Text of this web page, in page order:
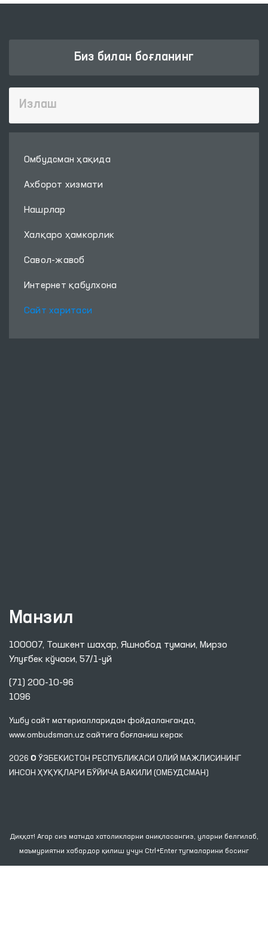
Биз билан боғланинг
Омбудсман ҳақида
Ахборот хизмати
Нашрлар
Халқаро ҳамкорлик
Савол-жавоб
Интернет қабулхона
Сайт харитаси
Манзил
100007, Тошкент шаҳар, Яшнобод тумани, Мирзо
Улуғбек кўчаси, 57/1-уй
(71) 200-10-96
1096
Ушбу сайт материалларидан фойдаланганда,
www.ombudsman.uz сайтига боғланиш керак
2026 © ЎЗБЕКИСТОН РЕСПУБЛИКАСИ ОЛИЙ МАЖЛИСИНИНГ
ИНСОН ҲУҚУҚЛАРИ БЎЙИЧА ВАКИЛИ (ОМБУДСМАН)
Диққат! Агар сиз матнда хатоликларни аниқласангиз, уларни белгилаб,
маъмуриятни хабардор қилиш учун Ctrl+Enter тугмаларини босинг